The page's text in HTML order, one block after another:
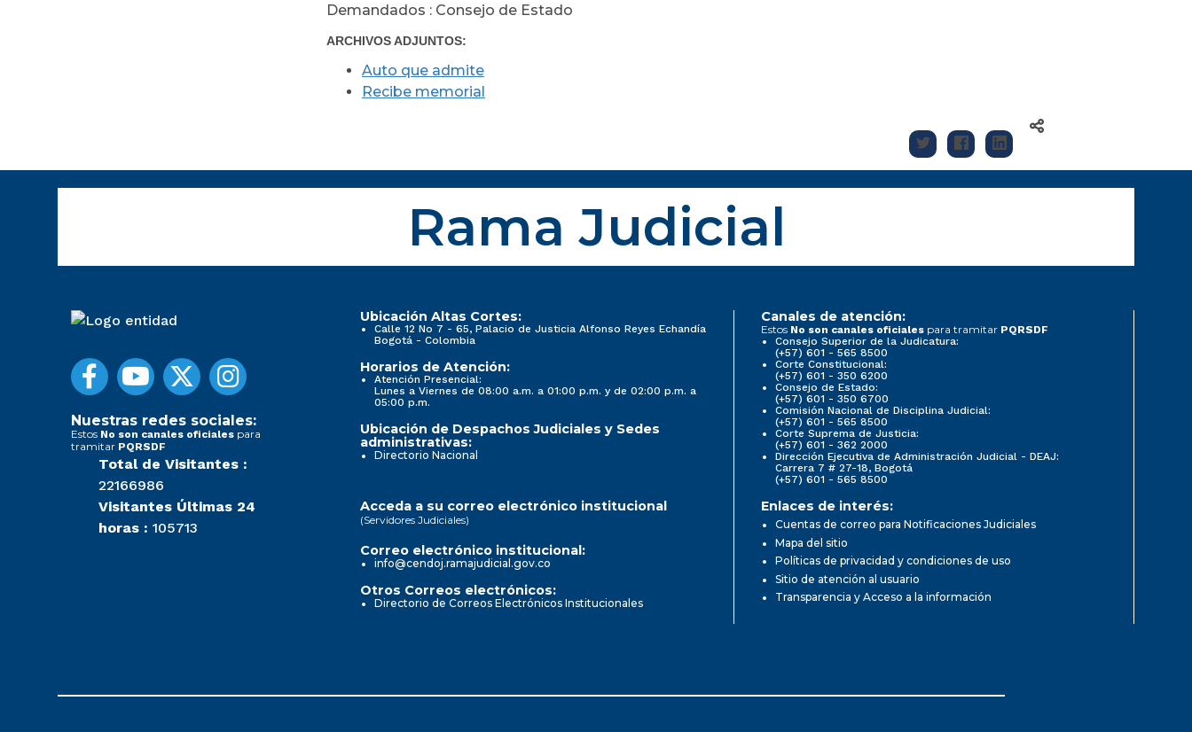
Demandados : Consejo de Estado
ARCHIVOS ADJUNTOS:
Auto que admite
Recibe memorial
Rama Judicial
Nuestras redes sociales:
Estos No son canales oficiales para
tramitar PQRSDF
Total de Visitantes :
22166986
Visitantes Últimas 24
horas : 105713
Ubicación Altas Cortes:
Calle 12 No 7 - 65, Palacio de Justicia Alfonso Reyes Echandía
Bogotá - Colombia
Horarios de Atención:
Atención Presencial:
Lunes a Viernes de 08:00 a.m. a 01:00 p.m. y de 02:00 p.m. a
05:00 p.m.
Ubicación de Despachos Judiciales y Sedes
administrativas:
Directorio Nacional
Canales de atención:
Estos No son canales oficiales para tramitar PQRSDF
Consejo Superior de la Judicatura:
(+57) 601 - 565 8500
Corte Constitucional:
(+57) 601 - 350 6200
Consejo de Estado:
(+57) 601 - 350 6700
Comisión Nacional de Disciplina Judicial:
(+57) 601 - 565 8500
Corte Suprema de Justicia:
(+57) 601 - 362 2000
Dirección Ejecutiva de Administración Judicial - DEAJ:
Carrera 7 # 27-18, Bogotá
(+57) 601 - 565 8500
Acceda a su correo electrónico institucional
(Servidores Judiciales)
Correo electrónico institucional:
info@cendoj.ramajudicial.gov.co
Otros Correos electrónicos:
Directorio de Correos Electrónicos Institucionales
Enlaces de interés:
Cuentas de correo para Notificaciones Judiciales
Mapa del sitio
Políticas de privacidad y condiciones de uso
Sitio de atención al usuario
Transparencia y Acceso a la información